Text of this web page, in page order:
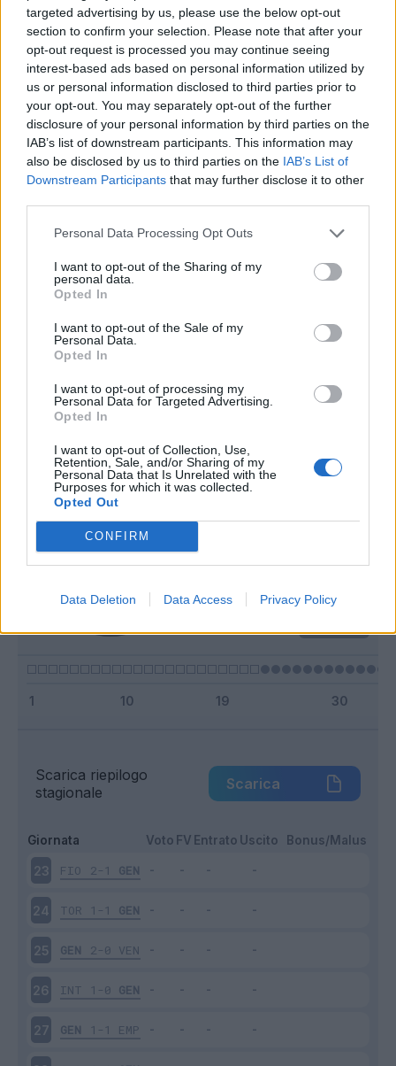
targeted advertising by us, please use the below opt-out
section to confirm your selection. Please note that after your
opt-out request is processed you may continue seeing
interest-based ads based on personal information utilized by
us or personal information disclosed to third parties prior to
your opt-out. You may separately opt-out of the further
disclosure of your personal information by third parties on the
IAB’s list of downstream participants. This information may
also be disclosed by us to third parties on the IAB’s List of
Downstream Participants that may further disclose it to other
Personal Data Processing Opt Outs
I want to opt-out of the Sharing of my
personal data.
Opted In
I want to opt-out of the Sale of my
Personal Data.
Opted In
I want to opt-out of processing my
Personal Data for Targeted Advertising.
Opted In
I want to opt-out of Collection, Use,
Retention, Sale, and/or Sharing of my
Personal Data that Is Unrelated with the
Purposes for which it was collected.
Opted Out
CONFIRM
Data Deletion Data Access Privacy Policy
Presenze a
Quotazioni
Classic Mantra
Riepilogo stagione
Infortunato 0 - 0
Scarica riepilogo
stagionale
Scarica
Giornata Voto FV Entrato Uscito Bonus/Malus
23 FIO 2-1 GEN
24 TOR 1-1 GEN
25 GEN 2-0 VEN
26 INT 1-0 GEN
27 GEN 1-1 EMP